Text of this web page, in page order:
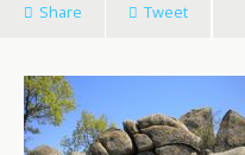
Share Tweet